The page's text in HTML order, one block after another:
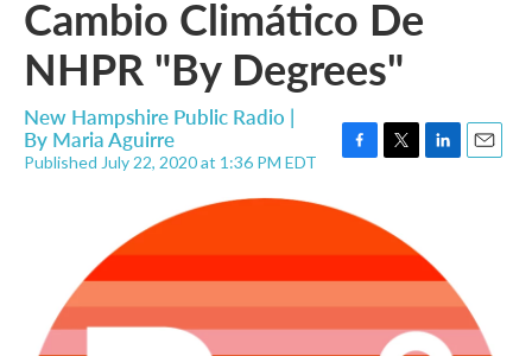
Cambio Climático De
NHPR "By Degrees"
New Hampshire Public Radio |
By Maria Aguirre
Published July 22, 2020 at 1:36 PM EDT
F
c
b
o
T
t
t
e
L
e
d
E